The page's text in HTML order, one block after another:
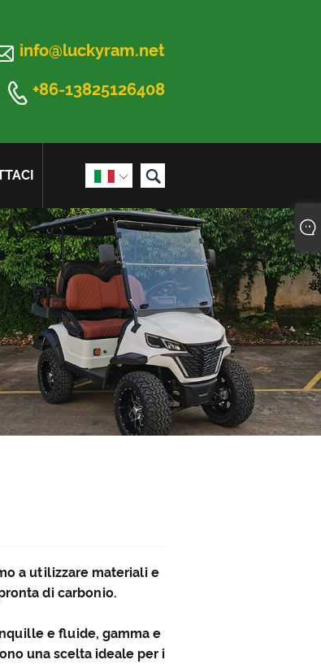
info@luckyram.net
 +86-13825126408
 
a utilizzare materiali e
di carbonio.
e fluide, gamma e
una scelta ideale per i